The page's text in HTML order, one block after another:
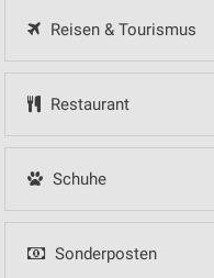
Reisen & Tourismus
Restaurant
Schuhe
Sonderposten